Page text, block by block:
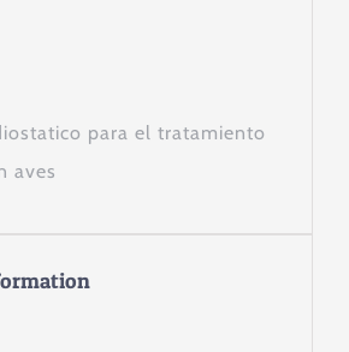
para el tratamiento
aves